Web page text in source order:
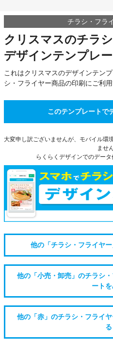
チラシ・フラ
クリスマスのチラ
デザインテンプレ
これはクリスマスのデザインテン
シ・フライヤー商品の印刷にご利用
このテンプレートで
大変申し訳ございませんが、モバイル環
ませ
らくらくデザインでのデータ
他の「チラシ・フライヤ
他の「小売・卸売」のチラシ
ート
他の「赤」のチラシ・フライ
る